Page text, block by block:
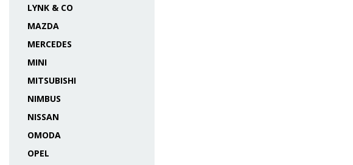
LYNK & CO
MAZDA
MERCEDES
MINI
MITSUBISHI
NIMBUS
NISSAN
OMODA
OPEL